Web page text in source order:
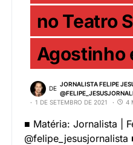
no Teatro
Agostinho
DE
JORNALISTA FELIPE
1 DE SETEMBRO DE 2021
4
■ Matéria: Jornalista |
@felipe_jesusjornalista